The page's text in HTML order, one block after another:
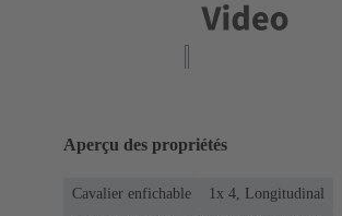
Aperçu des propriétés
Cavalier enfichable
1x 4, Longitudinal